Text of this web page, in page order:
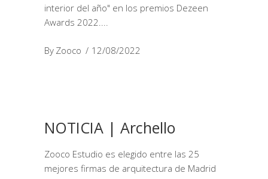
interior del año" en los premios Dezeen
Awards 2022.
By Zooco 12/08/2022
NOTICIA | Archello
Zooco Estudio es elegido entre las 25
mejores firmas de arquitectura de Madrid